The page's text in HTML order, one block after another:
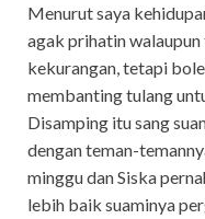
Menurut saya
agak prihatin
kekurangan, tetapi
membanting tulang
Disamping itu sang
dengan teman-
minggu dan Siska
lebih baik suaminya